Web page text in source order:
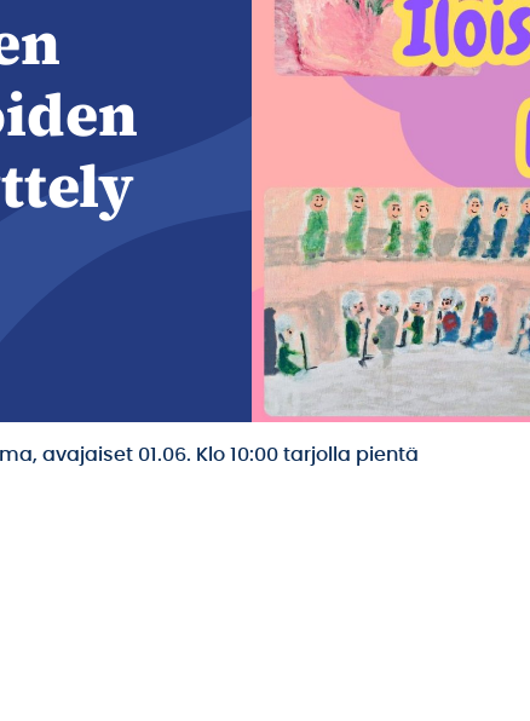
avajaiset 01.06. Klo 10:00 tarjolla pientä